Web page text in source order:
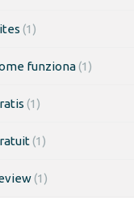
(1)
funziona(1)
(1)
(1)
(1)